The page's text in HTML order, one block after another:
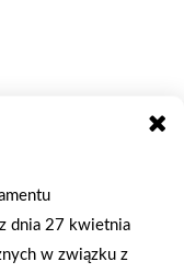
zyska na
dnia 27 kwietnia
w związku z